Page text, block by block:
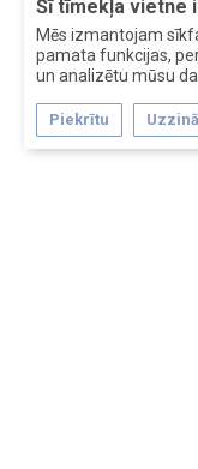
Šī tīmekļa vietne
Mēs izmantojam
pamata funkcijas,
un analizētu mūsu
Piekrītu